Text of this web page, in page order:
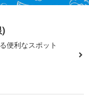
便利なスポット